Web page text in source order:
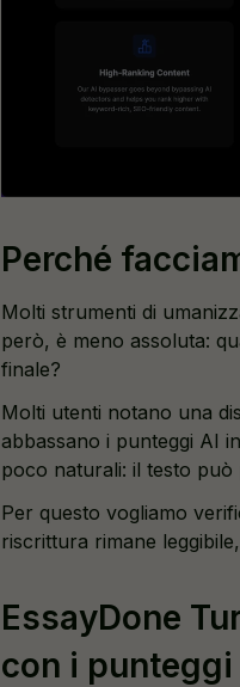
Perché
Molti strumenti di
però, è meno assoluta:
finale?
Molti utenti notano una
abbassano i punteggi AI
poco naturali: il testo
Per questo vogliamo
riscrittura rimane
EssayDone
con i punteggi